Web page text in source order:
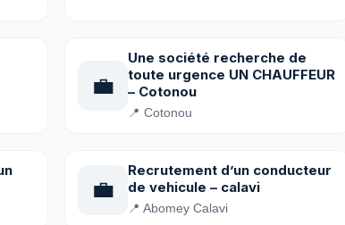
💼
Une société recherche de
toute urgence UN CHAUFFEUR
– Cotonou
📍 Cotonou
💼
Recrutement d’un conducteur
de vehicule – calavi
📍 Abomey Calavi